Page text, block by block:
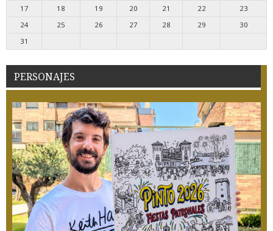
17
18 19 20 21 22
23
24
25 26 27 28 29
30
31
PERSONAJES